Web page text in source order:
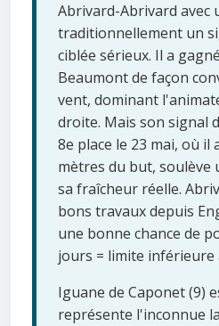
Abrivard-Abrivard avec
traditionnellement un
ciblée sérieux. Il a
Beaumont de façon
vent, dominant
droite. Mais son signal
8e place le 23 mai, où il
mètres du but, soulève
sa fraîcheur réelle.
bons travaux depuis
une bonne chance de
jours = limite inférieure
Iguane de Caponet (9)
représente l'inconnue